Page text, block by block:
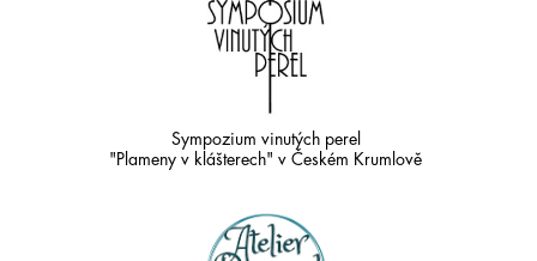
Sympozium vinutých perel
"Plameny v klášterech" v Českém Krumlově